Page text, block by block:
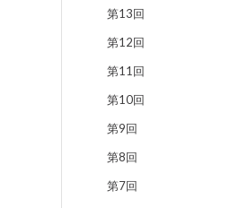
第13回
第12回
第11回
第10回
第9回
第8回
第7回